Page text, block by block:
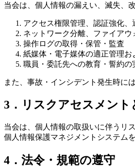
当会は、個人情報の漏えい、滅失、
アクセス権限管理、認証強化
ネットワーク分離、ファイア
操作ログの取得・保管・監査
紙媒体・電子媒体の適正管理
職員・委託先への教育・誓約の
また、事故・インシデント発生時に
3．リスクアセスメント
当会は、個人情報の取扱いに伴うリ
個人情報保護マネジメントシステム
4．法令・規範の遵守